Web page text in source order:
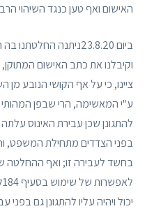
האישום ואף טען כנגד השיהוי
ביום 23.8.20ניתנה
וקיבלנו את כתב האישום
ציינו, כי על אף הקושי הנובע
ע"י המאשימה, הרי שבפן
להתגונן שכן עבירת האינוס
בפני הצדדים מתחילת המשפט,
בחשד לעבירה זו; ואף ההחלטה
יכול ויהיה עליו להתגונן גם בפני